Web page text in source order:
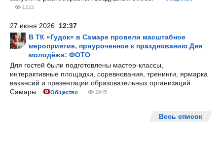
1222
27 июня 2026 12:37
В ТК «Гудок» в Самаре провели масштабное
мероприятие, приуроченное к празднованию Дня
молодёжи: ФОТО
Для гостей были подготовлены мастер-классы,
интерактивные площадки, соревнования, тренинги, ярмарка
вакансий и презентации образовательных организаций
Самары.
Общество 2945
Весь список